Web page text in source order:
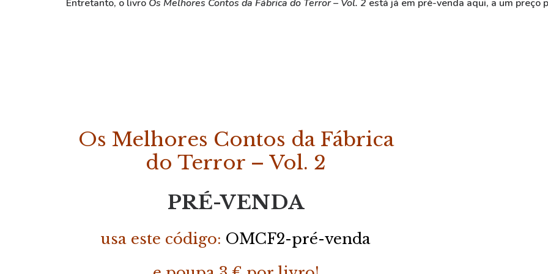
Entretanto, o livro Os Melhores Contos da Fábrica do Terror – Vol. 2 está já em pré-venda aqui, a um preço
Os Melhores Contos da Fábrica
do Terror – Vol. 2
PRÉ-VENDA
usa este código: OMCF2-pré-venda